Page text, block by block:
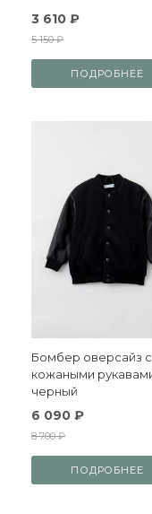
3 610 ₽
5 150 ₽
ПОДРОБНЕЕ
Бомбер оверсайз с
кожаными рукавами
черный
6 090 ₽
8 700 ₽
ПОДРОБНЕЕ